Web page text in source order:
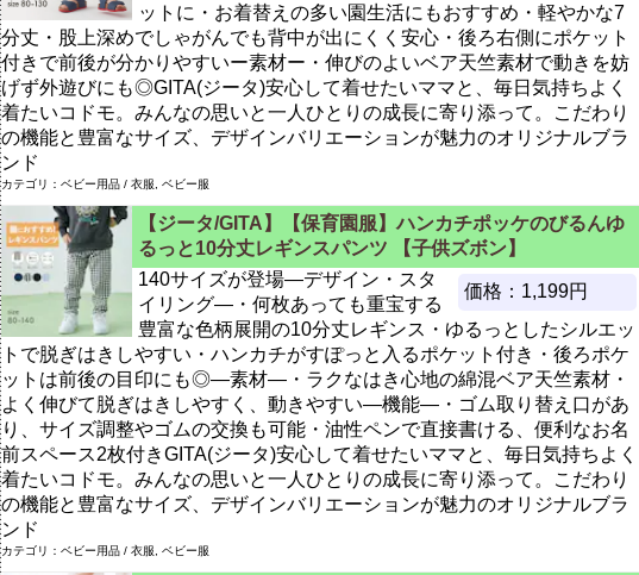
ットに・お着替えの多い園生活にもおすすめ・軽やかな7
分丈・股上深めでしゃがんでも背中が出にくく安心・後ろ右側にポケット
付きで前後が分かりやすいー素材ー・伸びのよいベア天竺素材で動きを妨
げず外遊びにも◎GITA(ジータ)安心して着せたいママと、毎日気持ちよく
着たいコドモ。みんなの思いと一人ひとりの成長に寄り添って。こだわり
の機能と豊富なサイズ、デザインバリエーションが魅力のオリジナルブラ
ンド
カテゴリ：ベビー用品 / 衣服, ベビー服
【ジータ/GITA】【保育園服】ハンカチポッケのびるんゆ
るっと10分丈レギンスパンツ 【子供ズボン】
価格：1,199円
140サイズが登場―デザイン・スタ
イリング―・何枚あっても重宝する
豊富な色柄展開の10分丈レギンス・ゆるっとしたシルエッ
トで脱ぎはきしやすい・ハンカチがすぽっと入るポケット付き・後ろポケ
ットは前後の目印にも◎―素材―・ラクなはき心地の綿混ベア天竺素材・
よく伸びて脱ぎはきしやすく、動きやすい―機能―・ゴム取り替え口があ
り、サイズ調整やゴムの交換も可能・油性ペンで直接書ける、便利なお名
前スペース2枚付きGITA(ジータ)安心して着せたいママと、毎日気持ちよく
着たいコドモ。みんなの思いと一人ひとりの成長に寄り添って。こだわり
の機能と豊富なサイズ、デザインバリエーションが魅力のオリジナルブラ
ンド
カテゴリ：ベビー用品 / 衣服, ベビー服